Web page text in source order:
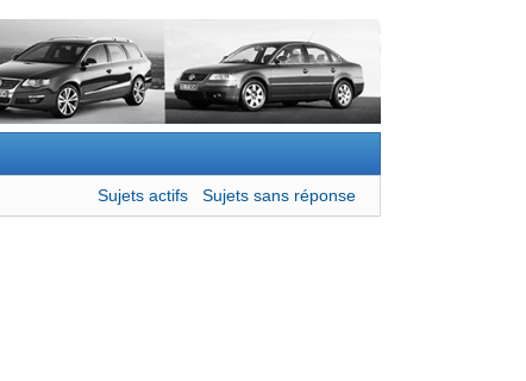
Sujets actifs Sujets sans réponse